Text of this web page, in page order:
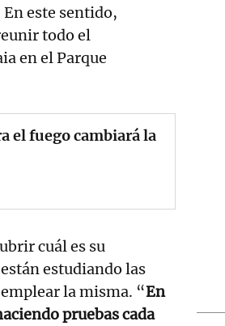
En este sentido,
todo el
en el Parque
el fuego cambiará la
cuál es su
estudiando las
la misma. “En
pruebas cada